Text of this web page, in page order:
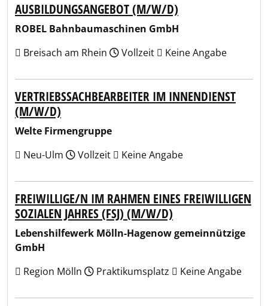
AUSBILDUNGSANGEBOT (M/W/D)
ROBEL Bahnbaumaschinen GmbH
Breisach am Rhein
Vollzeit Keine Angabe
VERTRIEBSSACHBEARBEITER IM INNENDIENST
(M/W/D)
Welte Firmengruppe
Neu-Ulm
Vollzeit Keine Angabe
FREIWILLIGE/N IM RAHMEN EINES FREIWILLIGEN
SOZIALEN JAHRES (FSJ) (M/W/D)
Lebenshilfewerk Mölln-Hagenow gemeinnützige
GmbH
Region Mölln
Praktikumsplatz Keine Angabe